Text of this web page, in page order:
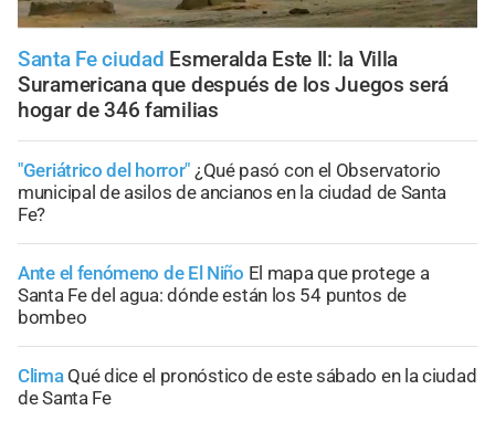
Santa Fe ciudad Esmeralda Este II: la Villa
Suramericana que después de los Juegos será
hogar de 346 familias
"Geriátrico del horror" ¿Qué pasó con el Observatorio
municipal de asilos de ancianos en la ciudad de Santa
Fe?
Ante el fenómeno de El Niño El mapa que protege a
Santa Fe del agua: dónde están los 54 puntos de
bombeo
Clima Qué dice el pronóstico de este sábado en la ciudad
de Santa Fe